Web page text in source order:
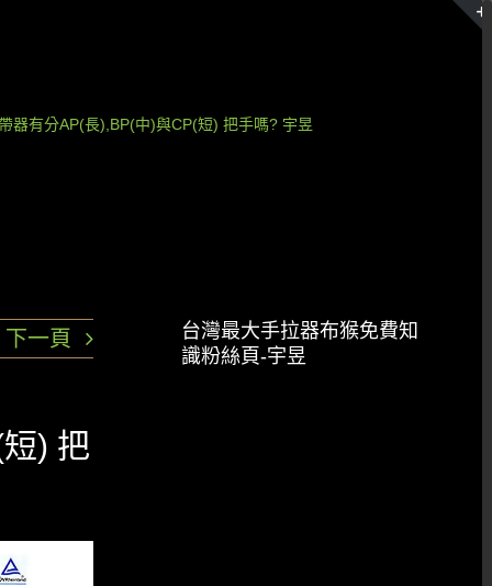
器有分AP(長),BP(中)與CP(短) 把手嗎? 宇昱
下一頁
) 把
台灣最大手拉器布猴免費知
識粉絲頁-宇昱